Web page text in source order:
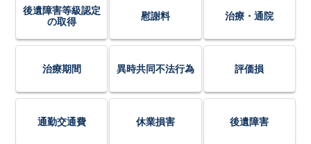
後遺障害等級認定
の取得
慰謝料 治療・通院
治療期間 異時共同不法行為 評価損
通勤交通費 休業損害 後遺障害